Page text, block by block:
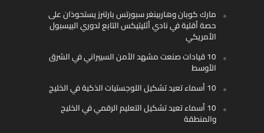
مارك كوبان وهاربينغر سبورتس بارتنرز يستحوذان على
حصة أقلية في نادي أثليتيكس التابع لدوري البيسبول
الأمريكي
10 قيادات صنعت مشهد الأمن السيبراني في الشرق
الأوسط
10 أسماء تعيد تشكيل اللوجستيات الذكية في الخليج
10 أسماء تعيد تشكيل التعليم الرقمي في الخليج
والمنطقة